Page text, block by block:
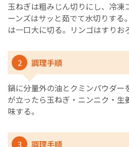
玉ねぎは粗みじん切りにし、冷凍
ーンズはサッと茹でて水切りする
は一口大に切る。リンゴはすりお
2 調理手順
鍋に分量外の油とクミンパウダー
が立ったら玉ねぎ・ニンニク・生
味する。
3 調理手順